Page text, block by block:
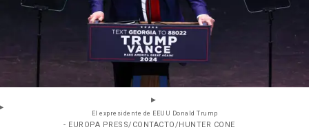
El expresidente de EEUU Donald Trump
- EUROPA PRESS/CONTACTO/HUNTER CONE